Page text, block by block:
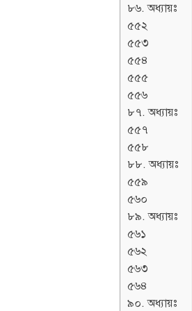
৮৬. অধ্যায়ঃ
৫৫২
৫৫৩
৫৫৪
৫৫৫
৫৫৬
৮৭. অধ্যায়ঃ
৫৫৭
৫৫৮
৮৮. অধ্যায়ঃ
৫৫৯
৫৬০
৮৯. অধ্যায়ঃ
৫৬১
৫৬২
৫৬৩
৫৬৪
৯০. অধ্যায়ঃ